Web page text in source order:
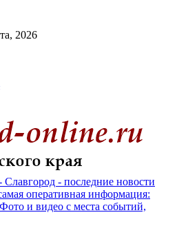
2026
- последние новости
оперативная информация:
и видео с места событий,